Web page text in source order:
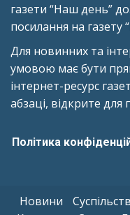
газети “Наш день”
посилання на газету
Для новинних та
умовою має бути
інтернет-ресурс
абзаці, відкрите
Політика
Новини